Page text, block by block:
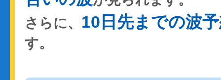
さらに、 10日先までの波
す。